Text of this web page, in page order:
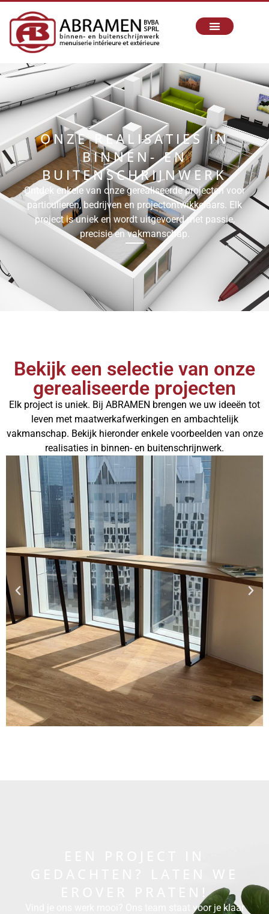
ONZE REALISATIES IN
BINNEN- EN
BUITENSCHRIJNWERK
Ontdek enkele van onze gerealiseerde projecten voor
particulieren, bedrijven en projectontwikkelaars. Elk
project is uniek en wordt uitgevoerd met passie,
precisie en vakmanschap.
Bekijk een selectie van onze
gerealiseerde projecten
Elk project is uniek. Bij ABRAMEN brengen we uw ideeën tot
leven met maatwerkafwerkingen en ambachtelijk
vakmanschap. Bekijk hieronder enkele voorbeelden van onze
realisaties in binnen- en buitenschrijnwerk.
GEDACHTEN? LATEN WE
EROVER PRATEN!
Vind je ons werk mooi? Ons team staat voor je klaar